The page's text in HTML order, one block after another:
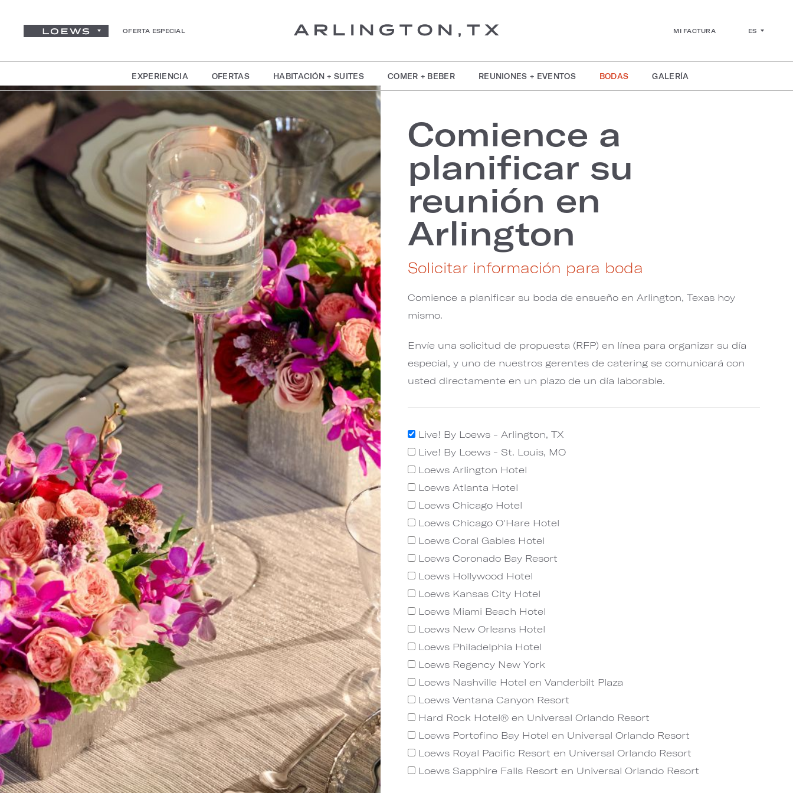
OFERTA ESPECIAL MI FACTURA ES
EXPERIENCIA OFERTAS HABITACIÓN + SUITES COMER + BEBER REUNIONES + EVENTOS BODAS GALERÍA
Comience a
planificar su
reunión en
Arlington
Solicitar información para boda
Comience a planificar su boda de ensueño en Arlington, Texas hoy
mismo.
Envíe una solicitud de propuesta (RFP) en línea para organizar su día
especial, y uno de nuestros gerentes de catering se comunicará con
usted directamente en un plazo de un día laborable.
Live! By Loews - Arlington, TX
Live! By Loews - St. Louis, MO
Loews Arlington Hotel
Loews Atlanta Hotel
Loews Chicago Hotel
Loews Chicago O'Hare Hotel
Loews Coral Gables Hotel
Loews Coronado Bay Resort
Loews Hollywood Hotel
Loews Kansas City Hotel
Loews Miami Beach Hotel
Loews New Orleans Hotel
Loews Philadelphia Hotel
Loews Regency New York
Loews Nashville Hotel en Vanderbilt Plaza
Loews Ventana Canyon Resort
Hard Rock Hotel® en Universal Orlando Resort
Loews Portofino Bay Hotel en Universal Orlando Resort
Loews Royal Pacific Resort en Universal Orlando Resort
Loews Sapphire Falls Resort en Universal Orlando Resort